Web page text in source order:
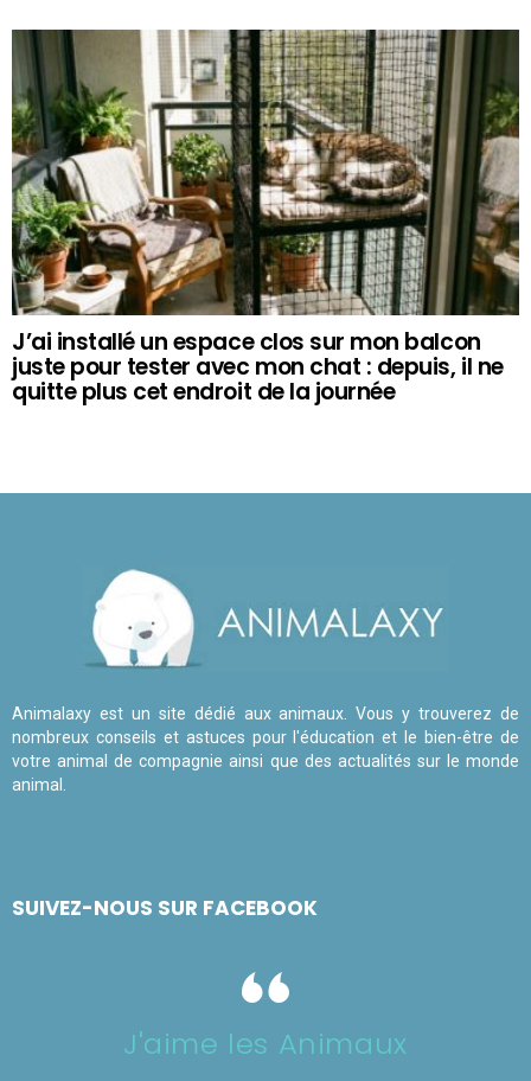
J’ai installé un espace clos sur mon balcon
juste pour tester avec mon chat : depuis, il ne
quitte plus cet endroit de la journée
Animalaxy est un site dédié aux animaux. Vous y trouverez de
nombreux conseils et astuces pour l'éducation et le bien-être de
votre animal de compagnie ainsi que des actualités sur le monde
animal.
SUIVEZ-NOUS SUR FACEBOOK
J'aime les Animaux